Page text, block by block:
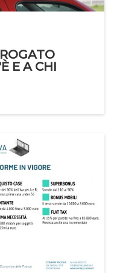
E A CHI